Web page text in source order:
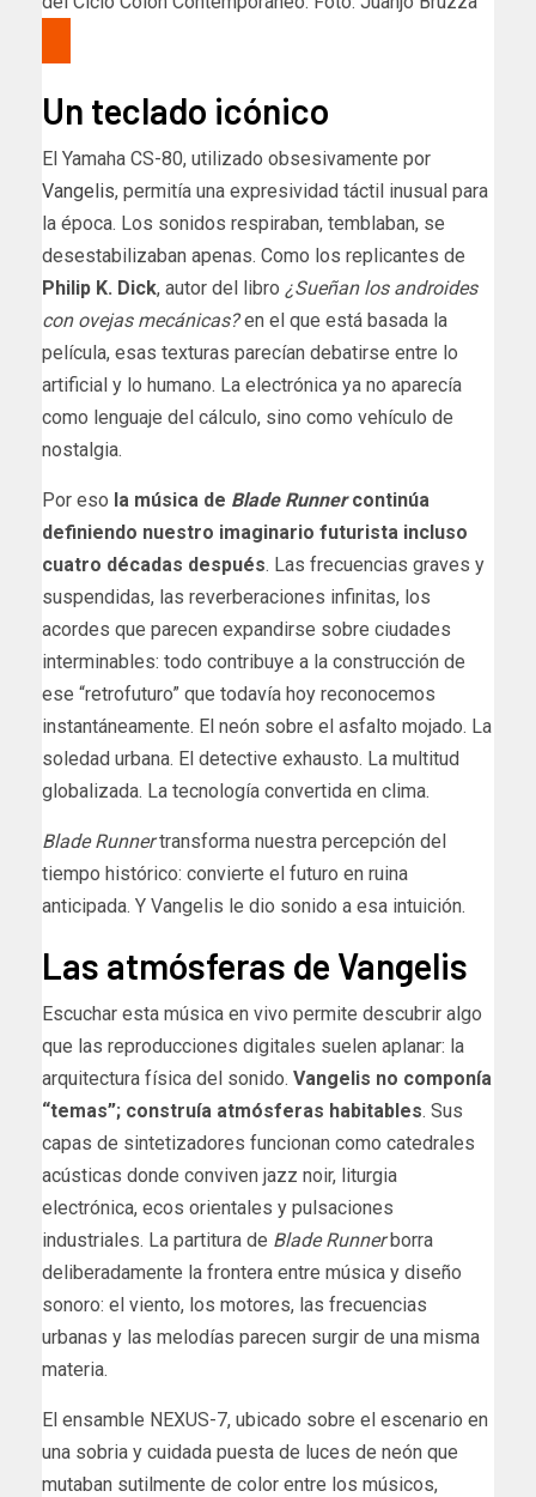
Un teclado icónico
El Yamaha CS-80, utilizado obsesivamente por
Vangelis, permitía una expresividad táctil inusual para
la época. Los sonidos respiraban, temblaban, se
desestabilizaban apenas. Como los replicantes de
Philip K. Dick, autor del libro ¿Sueñan los androides
con ovejas mecánicas?en el que está basada la
película, esas texturas parecían debatirse entre lo
artificial y lo humano. La electrónica ya no aparecía
como lenguaje del cálculo, sino como vehículo de
nostalgia.
Por eso la música de Blade Runnercontinúa
definiendo nuestro imaginario futurista incluso
cuatro décadas después. Las frecuencias graves y
suspendidas, las reverberaciones infinitas, los
acordes que parecen expandirse sobre ciudades
interminables: todo contribuye a la construcción de
ese “retrofuturo” que todavía hoy reconocemos
instantáneamente. El neón sobre el asfalto mojado. La
soledad urbana. El detective exhausto. La multitud
globalizada. La tecnología convertida en clima.
Blade Runnertransforma nuestra percepción del
tiempo histórico: convierte el futuro en ruina
anticipada. Y Vangelis le dio sonido a esa intuición.
Las atmósferas de Vangelis
Escuchar esta música en vivo permite descubrir algo
que las reproducciones digitales suelen aplanar: la
arquitectura física del sonido. Vangelis no componía
“temas”; construía atmósferas habitables. Sus
capas de sintetizadores funcionan como catedrales
acústicas donde conviven jazz noir, liturgia
electrónica, ecos orientales y pulsaciones
industriales. La partitura de Blade Runnerborra
deliberadamente la frontera entre música y diseño
sonoro: el viento, los motores, las frecuencias
urbanas y las melodías parecen surgir de una misma
materia.
El ensamble NEXUS-7, ubicado sobre el escenario en
una sobria y cuidada puesta de luces de neón que
mutaban sutilmente de color entre los músicos,